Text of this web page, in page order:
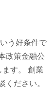
う好条件で
政策金融公
す。 創業
ください。